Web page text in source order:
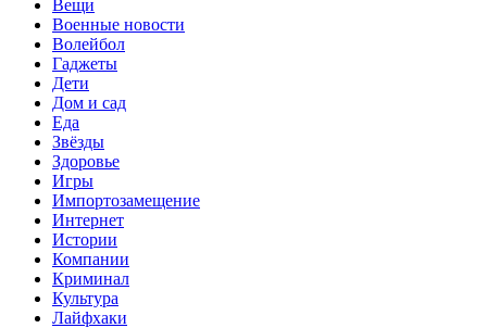
Вещи
Военные новости
Волейбол
Гаджеты
Дети
Дом и сад
Еда
Звёзды
Здоровье
Игры
Импортозамещение
Интернет
Истории
Компании
Криминал
Культура
Лайфхаки